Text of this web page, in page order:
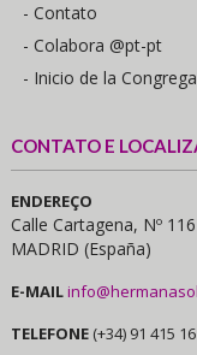
- Contato
- Colabora @pt-pt
- Inicio de la
CONTATO E
ENDEREÇO
Calle Cartagena, Nº
MADRID (España)
E-MAIL
TELEFONE (+34) 91 415